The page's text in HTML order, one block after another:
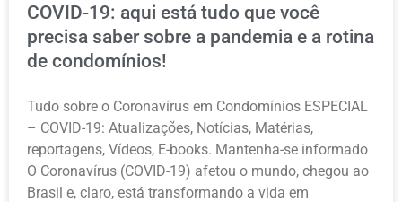
COVID-19: aqui está tudo que você
precisa saber sobre a pandemia e a rotina
de condomínios!
Tudo sobre o Coronavírus em Condomínios ESPECIAL
– COVID-19: Atualizações, Notícias, Matérias,
reportagens, Vídeos, E-books. Mantenha-se informado
O Coronavírus (COVID-19) afetou o mundo, chegou ao
Brasil e, claro, está transformando a vida em